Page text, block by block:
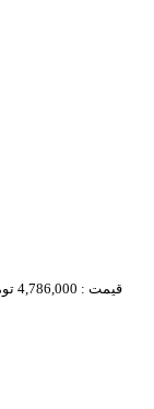
قیمت : 4,786,000 تومان